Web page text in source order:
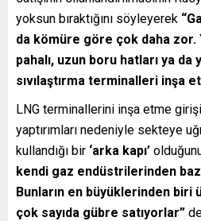
yoksun bıraktığını söyleyerek
da kömüre göre çok daha zor.
pahalı, uzun boru hatları ya da
sıvılaştırma terminalleri inşa
LNG terminallerini inşa etme
yaptırımları nedeniyle sekteye
kullandığı bir ‘arka kapı’
kendi gaz endüstrilerinden
Bunların en büyüklerinden biri
çok sayıda gübre satıyorlar”